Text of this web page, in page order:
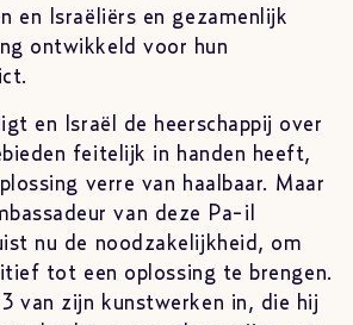
en Israëliërs en gezamenlijk
ontwikkeld voor hun
en Israël de heerschappij over
feitelijk in handen heeft,
verre van haalbaar. Maar
van deze Pa-il
nu de noodzakelijkheid, om
tot een oplossing te brengen.
van zijn kunstwerken in, die hij